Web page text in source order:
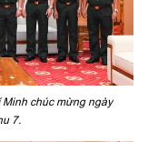
chúc mừng ngày
7.